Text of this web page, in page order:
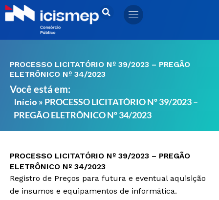
Ir
para
PROCESSO LICITATÓRIO Nº 39/2023 – PREGÃO
ELETRÔNICO Nº 34/2023
Você está em:
Início » PROCESSO LICITATÓRIO Nº 39/2023 –
PREGÃO ELETRÔNICO Nº 34/2023
PROCESSO LICITATÓRIO Nº 39/2023 – PREGÃO
ELETRÔNICO Nº 34/2023
Registro de Preços para futura e eventual aquisição
de insumos e equipamentos de informática.